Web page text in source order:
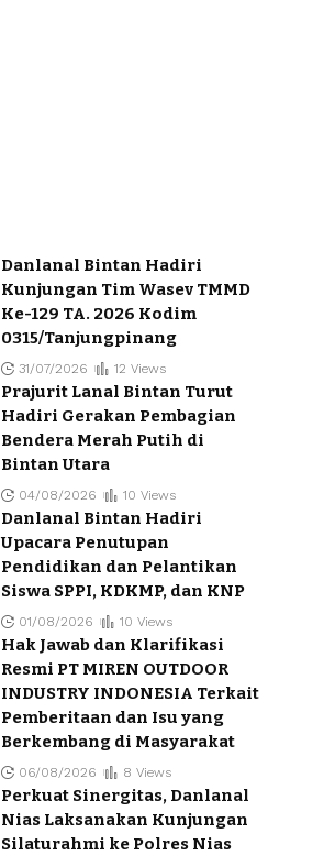
Danlanal Bintan Hadiri
Kunjungan Tim Wasev TMMD
Ke-129 TA. 2026 Kodim
0315/Tanjungpinang
31/07/2026 12 Views
Prajurit Lanal Bintan Turut
Hadiri Gerakan Pembagian
Bendera Merah Putih di
Bintan Utara
04/08/2026 10 Views
Danlanal Bintan Hadiri
Upacara Penutupan
Pendidikan dan Pelantikan
Siswa SPPI, KDKMP, dan KNP
01/08/2026 10 Views
Hak Jawab dan Klarifikasi
Resmi PT MIREN OUTDOOR
INDUSTRY INDONESIA Terkait
Pemberitaan dan Isu yang
Berkembang di Masyarakat
06/08/2026 8 Views
Perkuat Sinergitas, Danlanal
Nias Laksanakan Kunjungan
Silaturahmi ke Polres Nias